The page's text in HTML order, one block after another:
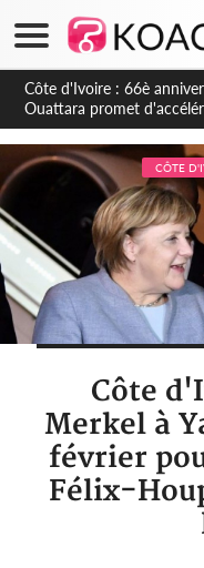
Côte d'Ivoire : À Abidjan,
ivoirien et veut s'en
de la Guinée
CÔTE
Côte
Merkel à
février
Félix-